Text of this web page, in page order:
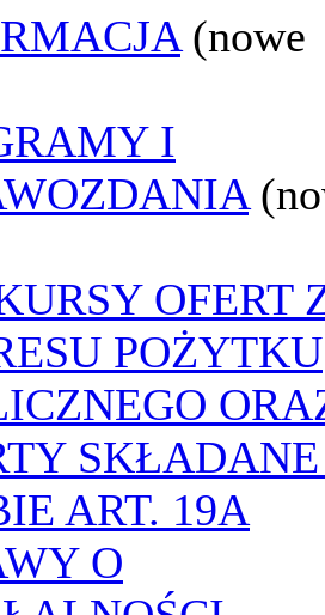
(nowe
I
OFERT
POŻYTKU
ART. 19A
O